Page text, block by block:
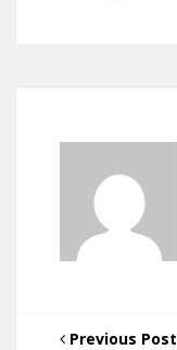
Previous Post